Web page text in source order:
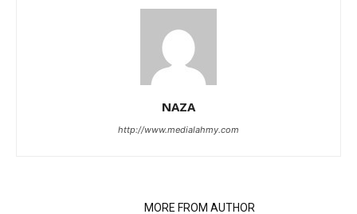
NAZA
http://www.medialahmy.com
MORE FROM AUTHOR